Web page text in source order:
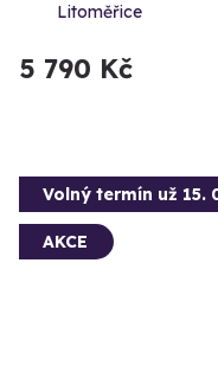
Litoměřice
5 790 Kč
Volný termín už 15.
AKCE